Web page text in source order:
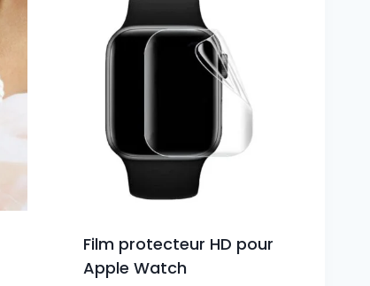
Film protecteur HD pour
Apple Watch